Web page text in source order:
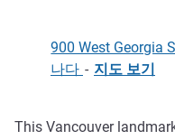
900 West Georgia
나다 - 지도 보기
This Vancouver